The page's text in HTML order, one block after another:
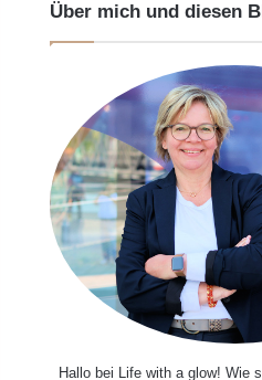
Über mich und diesen
Hallo bei Life with a glow! Wie